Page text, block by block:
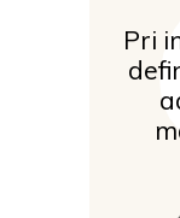
Pri